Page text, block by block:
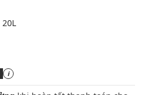
i